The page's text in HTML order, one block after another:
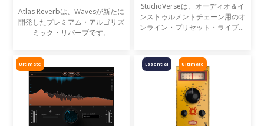
Atlas Reverbは、Wavesが新たに
開発したプレミアム・アルゴリズ
ミック・リバーブです。
StudioVerseは、オーディオ＆イ
ンストゥルメントチェーン用のオ
ンライン・プリセット・ライブラ
し、完成済みのミックス、サンプ
ル、ループ素材を瞬時に解
Ultimate Ultimate
Essential